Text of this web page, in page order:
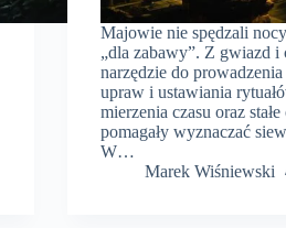
Majowie nie spędzali
„dla zabawy”. Z gwiazd
narzędzie do
upraw i ustawiania
mierzenia czasu oraz
pomagały wyznaczać
W…
Marek Wiśniewski